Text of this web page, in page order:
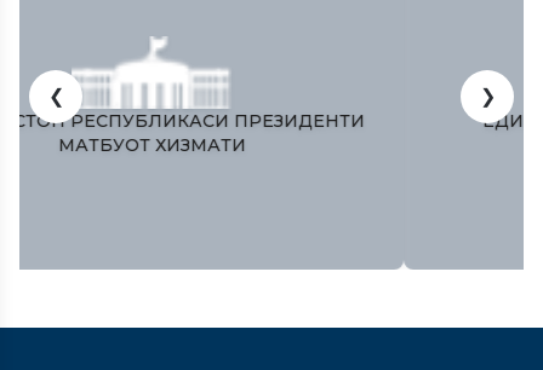
ЎЗБЕКИСТОН РЕСПУБЛИКАСИ ПРЕЗИДЕНТИ
МАТБУОТ ХИЗМАТИ
❮ ❯